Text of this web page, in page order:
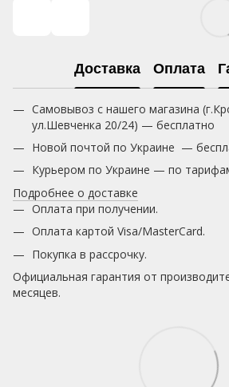
Доставка Оплата
Самовывоз с нашего магазина
ул.Шевченка 20/24) — бесплатно
Новой почтой по Украине —
Курьером по Украине — по
Подробнее о доставке
Оплата при получении.
Оплата картой Visa/MasterCard.
Покупка в рассрочку.
Официальная гарантия от
месяцев.